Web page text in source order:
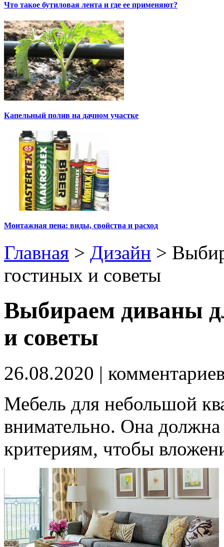
Что такое бутиловая лента и где ее применяют?
Капельный полив на дачном участке
Монтажная пена: виды, свойства и расход
Главная > Дизайн >
гостиных и советы
Выбираем диваны
и советы
26.08.2020 |
Мебель для небольшой
внимательно. Она должна
критериям, чтобы